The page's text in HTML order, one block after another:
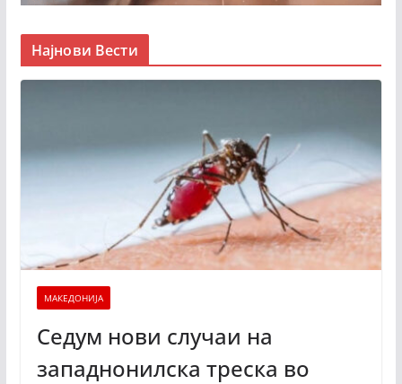
Најнови Вести
МАКЕДОНИЈА
Седум нови случаи на
западнонилска треска во